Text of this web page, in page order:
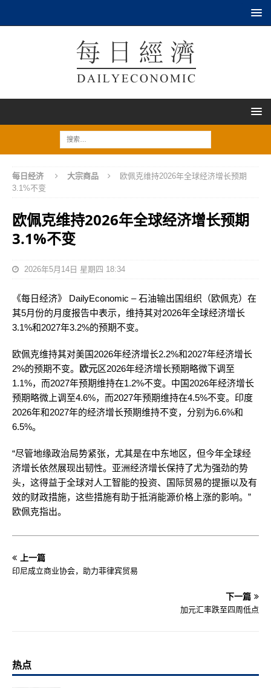
每日经济 大宗商品
欧佩克维持2026年全球经济增长预期
3.1%不变
欧佩克维持2026年全球经济增长预期
3.1%不变
2026年5月14日 星期四 18:34
《每日经济》 DailyEconomic – 石油输出国组织（欧佩克）在
其5月份的月度报告中表示，维持其对2026年全球经济增长
3.1%和2027年3.2%的预期不变。
欧佩克维持其对美国2026年经济增长2.2%和2027年经济增长
2%的预期不变。
欧元区2026年经济增长预期略微下调至
1.1%，而2027年预期维持在1.2%不变。中国2026年经济增长
预期略微上调至4.6%，而2027年预期维持在4.5%不变。印度
2026年和2027年的经济增长预期维持不变，分别为6.6%和
6.5%。
“尽管地缘政治局势紧张，尤其是在中东地区，但今年全球经
济增长依然展现出韧性。亚洲经济增长保持了尤为强劲的势
头，这得益于全球对人工智能的投资、国际贸易的提振以及有
效的财政措施，这些措施有助于抵消能源价格上涨的影响。”
欧佩克指出。
上一篇
印尼成立商业协会，助力菲律宾贸易
下一篇
加元汇率跌至四周低点
热点